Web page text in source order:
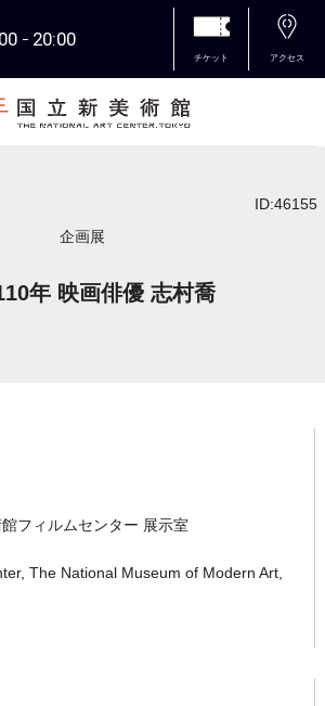
20:00
チケット アクセス
ID:46155
企画展
年 映画俳優 志村喬
フィルムセンター 展示室
The National Museum of Modern Art,